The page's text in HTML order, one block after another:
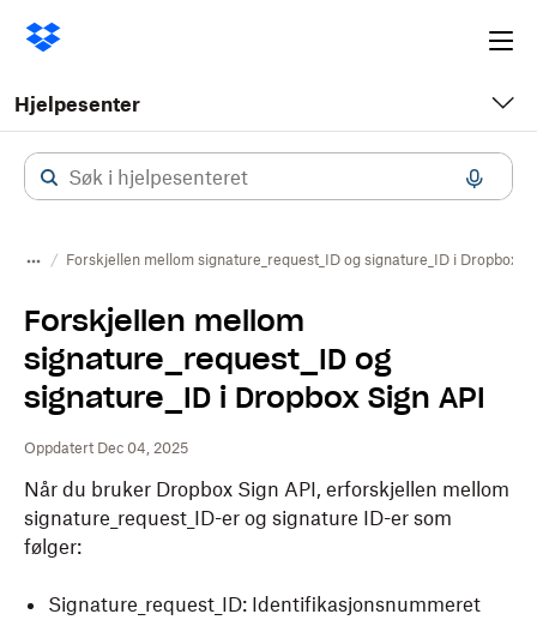
Hjelpesenter
Forskjellen mellom signature_request_ID og signature_ID i Dropbox
Forskjellen mellom
signature_request_ID og
signature_ID i Dropbox Sign API
Oppdatert Dec 04, 2025
Når du bruker Dropbox Sign API, erforskjellen mellom
signature_request_ID-er og signature ID-er som
følger:
Signature_request_ID: Identifikasjonsnummeret